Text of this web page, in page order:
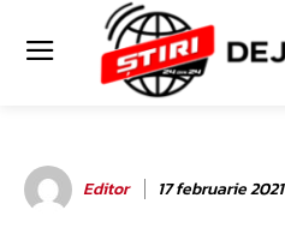
Editor 17 februarie 2021